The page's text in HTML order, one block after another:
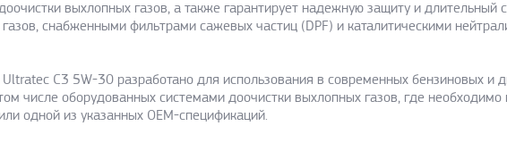
выхлопных газов, а также гарантирует надежную защиту и
снабженными фильтрами сажевых частиц (DPF) и каталитическими
C3 5W-30 разработано для использования в современных бензиновых и
числе оборудованных системами доочистки выхлопных газов, где
одной из указанных ОЕМ-спецификаций.